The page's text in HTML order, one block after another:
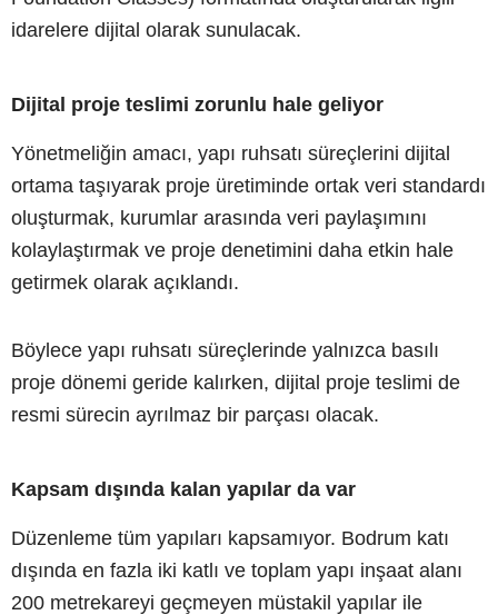
idarelere dijital olarak sunulacak.
Dijital proje teslimi zorunlu hale geliyor
Yönetmeliğin amacı, yapı ruhsatı süreçlerini dijital
ortama taşıyarak proje üretiminde ortak veri standardı
oluşturmak, kurumlar arasında veri paylaşımını
kolaylaştırmak ve proje denetimini daha etkin hale
getirmek olarak açıklandı.
Böylece yapı ruhsatı süreçlerinde yalnızca basılı
proje dönemi geride kalırken, dijital proje teslimi de
resmi sürecin ayrılmaz bir parçası olacak.
Kapsam dışında kalan yapılar da var
Düzenleme tüm yapıları kapsamıyor. Bodrum katı
dışında en fazla iki katlı ve toplam yapı inşaat alanı
200 metrekareyi geçmeyen müstakil yapılar ile